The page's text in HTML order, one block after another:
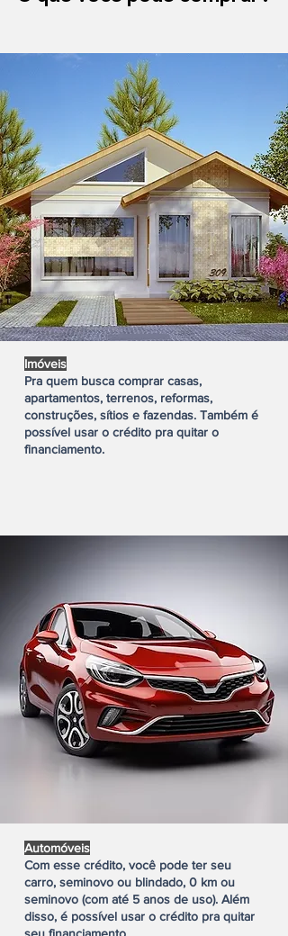
Imóveis
Pra quem busca comprar casas,
apartamentos, terrenos, reformas,
construções, sítios e fazendas. Também é
possível usar o crédito pra quitar o
financiamento.
Automóveis
Com esse crédito, você pode ter seu
carro, seminovo ou blindado, 0 km ou
seminovo (com até 5 anos de uso). Além
disso, é possível usar o crédito pra quitar